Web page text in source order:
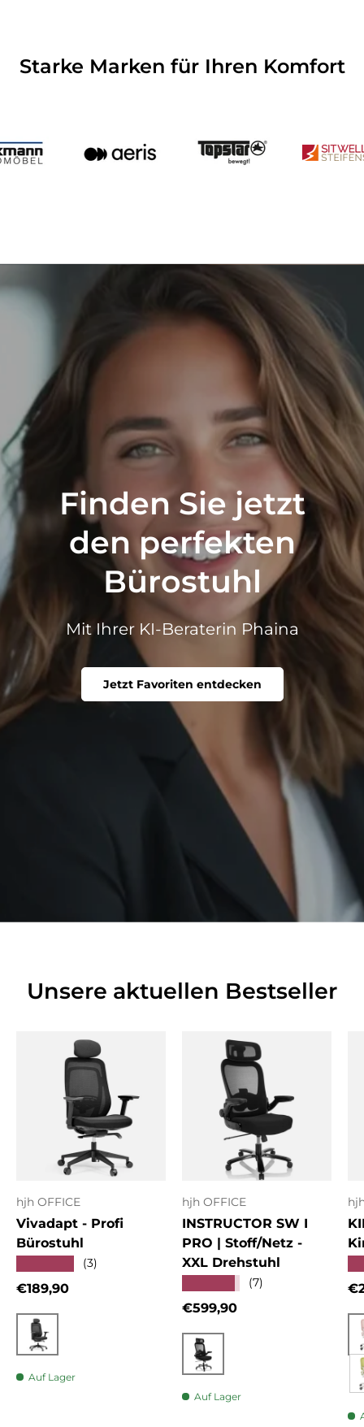
Starke Marken für Ihren Komfort
Finden Sie jetzt
den perfekten
Bürostuhl
Mit Ihrer KI-Beraterin Phaina
Jetzt Favoriten entdecken
Unsere aktuellen Bestseller
hjh OFFICE
Vivadapt - Profi
Bürostuhl
(3)
Normaler Preis
€189,90
Schwarz
Auf Lager
hjh OFFICE
INSTRUCTOR SW I
PRO | Stoff/Netz -
XXL Drehstuhl
(7)
Normaler Preis
€599,90
Schwarz
Auf Lager